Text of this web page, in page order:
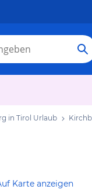
in Tirol Urlaub
Karte anzeigen